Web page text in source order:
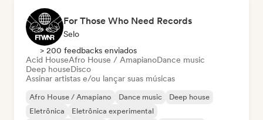
For Those Who Need Records
Selo
> 200 feedbacks enviados
Acid HouseAfro House / AmapianoDance music
Deep houseDisco
Assinar artistas e/ou lançar suas músicas
Afro House / Amapiano Dance music
Deep house
Eletrônica
Eletrônica experimental